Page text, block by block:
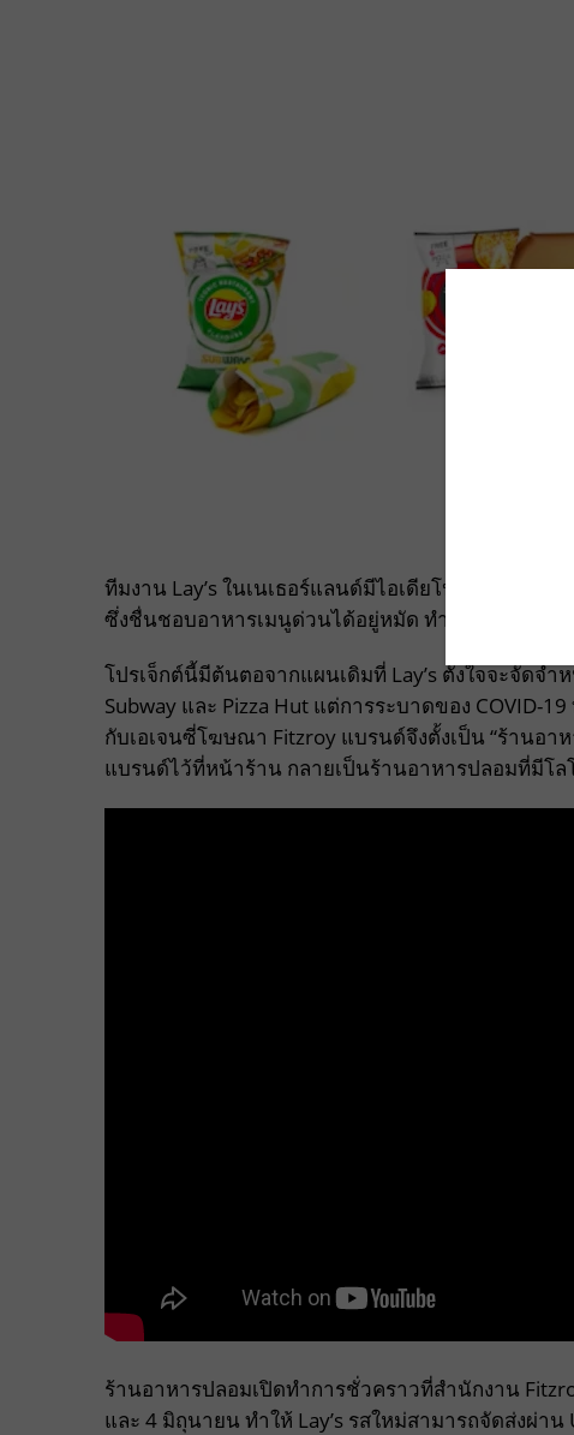
ทีมงาน Lay’s ในเนเธอร์แลนด์มีไอเดียโปรโมทสินค้
ซึ่งชื่นชอบอาหารเมนูด่วนได้อยู่หมัด ทำให้สามารถบุ
โปรเจ็กต์นี้มีต้นตอจากแผนเดิมที่ Lay’s ตั้งใจจะจัดจำ
Subway และ Pizza Hut แต่การระบาดของ
กับเอเจนซี่โฆษณา Fitzroy แบรนด์จึงตั้งเป็น “ร้านอา
แบรนด์ไว้ที่หน้าร้าน กลายเป็นร้านอาหารปลอมที่มีโล
ร้านอาหารปลอมเปิดทำการชั่วคราวที่สำนักงาน
และ 4 มิถุนายน ทำให้ Lay’s รสใหม่สามารถจัดส่งผ่